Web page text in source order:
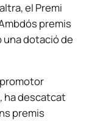
el Premi
premis
una dotació de
ha descatcat
premis